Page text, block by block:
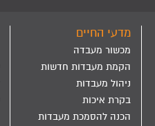
מדעי החיים
מכשור מעבדה
הקמת מעבדות חדשות
ניהול מעבדות
בקרת איכות
הכנה להסמכת מעבדות